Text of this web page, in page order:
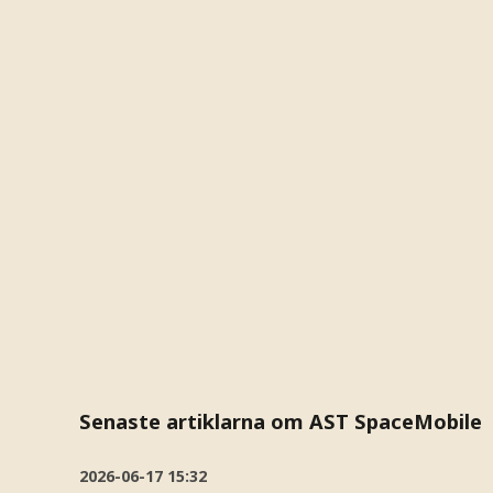
Senaste artiklarna om AST SpaceMobile
2026-06-17 15:32